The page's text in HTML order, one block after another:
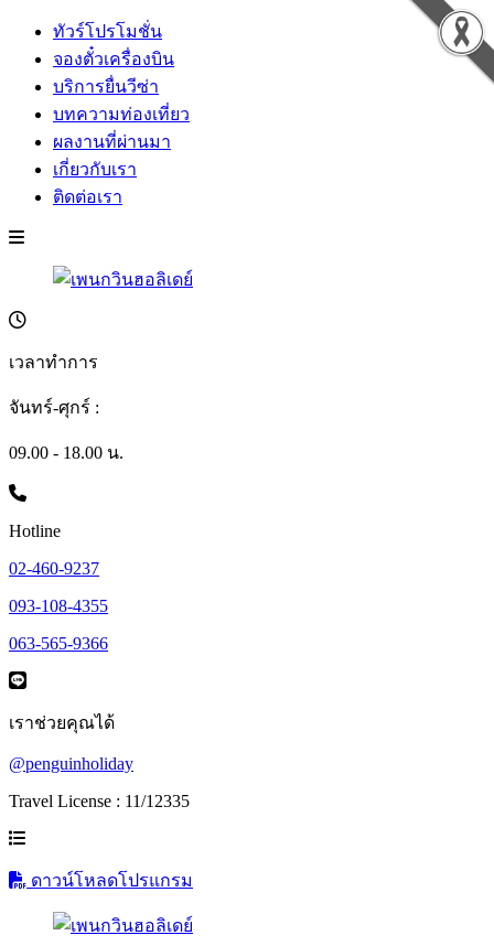
ทัวร์โปรโมชั่น
จองตั๋วเครื่องบิน
บริการยื่นวีซ่า
บทความท่องเที่ยว
ผลงานที่ผ่านมา
เกี่ยวกับเรา
ติดต่อเรา
เวลาทำการ
จันทร์-ศุกร์ :
09.00 - 18.00 น.
Hotline
02-460-9237
093-108-4355
063-565-9366
เราช่วยคุณได้
@penguinholiday
Travel License : 11/12335
ดาวน์โหลดโปรแกรม